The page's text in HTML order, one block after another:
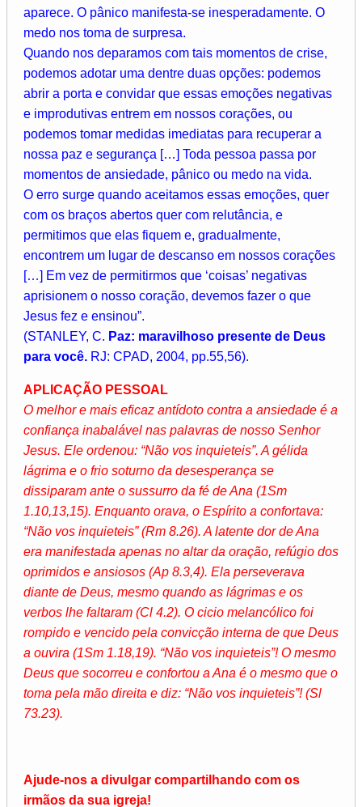
aparece. O pânico manifesta-se inesperadamente. O
medo nos toma de surpresa.
Quando nos deparamos com tais momentos de crise,
podemos adotar uma dentre duas opções: podemos
abrir a porta e convidar que essas emoções negativas
e improdutivas entrem em nossos corações, ou
podemos tomar medidas imediatas para recuperar a
nossa paz e segurança […] Toda pessoa passa por
momentos de ansiedade, pânico ou medo na vida.
O erro surge quando aceitamos essas emoções, quer
com os braços abertos quer com relutância, e
permitimos que elas fiquem e, gradualmente,
encontrem um lugar de descanso em nossos corações
[…] Em vez de permitirmos que ‘coisas’ negativas
aprisionem o nosso coração, devemos fazer o que
Jesus fez e ensinou”.
(STANLEY, C. Paz: maravilhoso presente de Deus
para você. RJ: CPAD, 2004, pp.55,56).
APLICAÇÃO PESSOAL
O melhor e mais eficaz antídoto contra a ansiedade é a
confiança inabalável nas palavras de nosso Senhor
Jesus. Ele ordenou: “Não vos inquieteis”. A gélida
lágrima e o frio soturno da desesperança se
dissiparam ante o sussurro da fé de Ana (1Sm
1.10,13,15). Enquanto orava, o Espírito a confortava:
“Não vos inquieteis” (Rm 8.26). A latente dor de Ana
era manifestada apenas no altar da oração, refúgio dos
oprimidos e ansiosos (Ap 8.3,4). Ela perseverava
diante de Deus, mesmo quando as lágrimas e os
verbos lhe faltaram (Cl 4.2). O cicio melancólico foi
rompido e vencido pela convicção interna de que Deus
a ouvira (1Sm 1.18,19). “Não vos inquieteis”! O mesmo
Deus que socorreu e confortou a Ana é o mesmo que o
toma pela mão direita e diz: “Não vos inquieteis”! (Sl
73.23).
Ajude-nos a divulgar compartilhando com os
irmãos da sua igreja!